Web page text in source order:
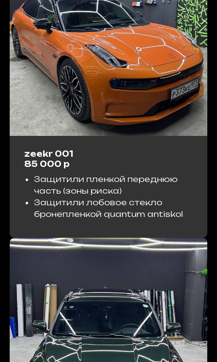
zeekr 001
85 000 р
Защитили пленкой переднюю
часть (зоны риска)
Защитили лобовое стекло
бронепленкой quantum antiskol